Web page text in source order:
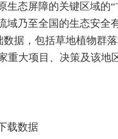
生态屏障的关键区域的
域乃至全国的生态安全
据，包括草地植物群
重大项目、决策及该地
载数据